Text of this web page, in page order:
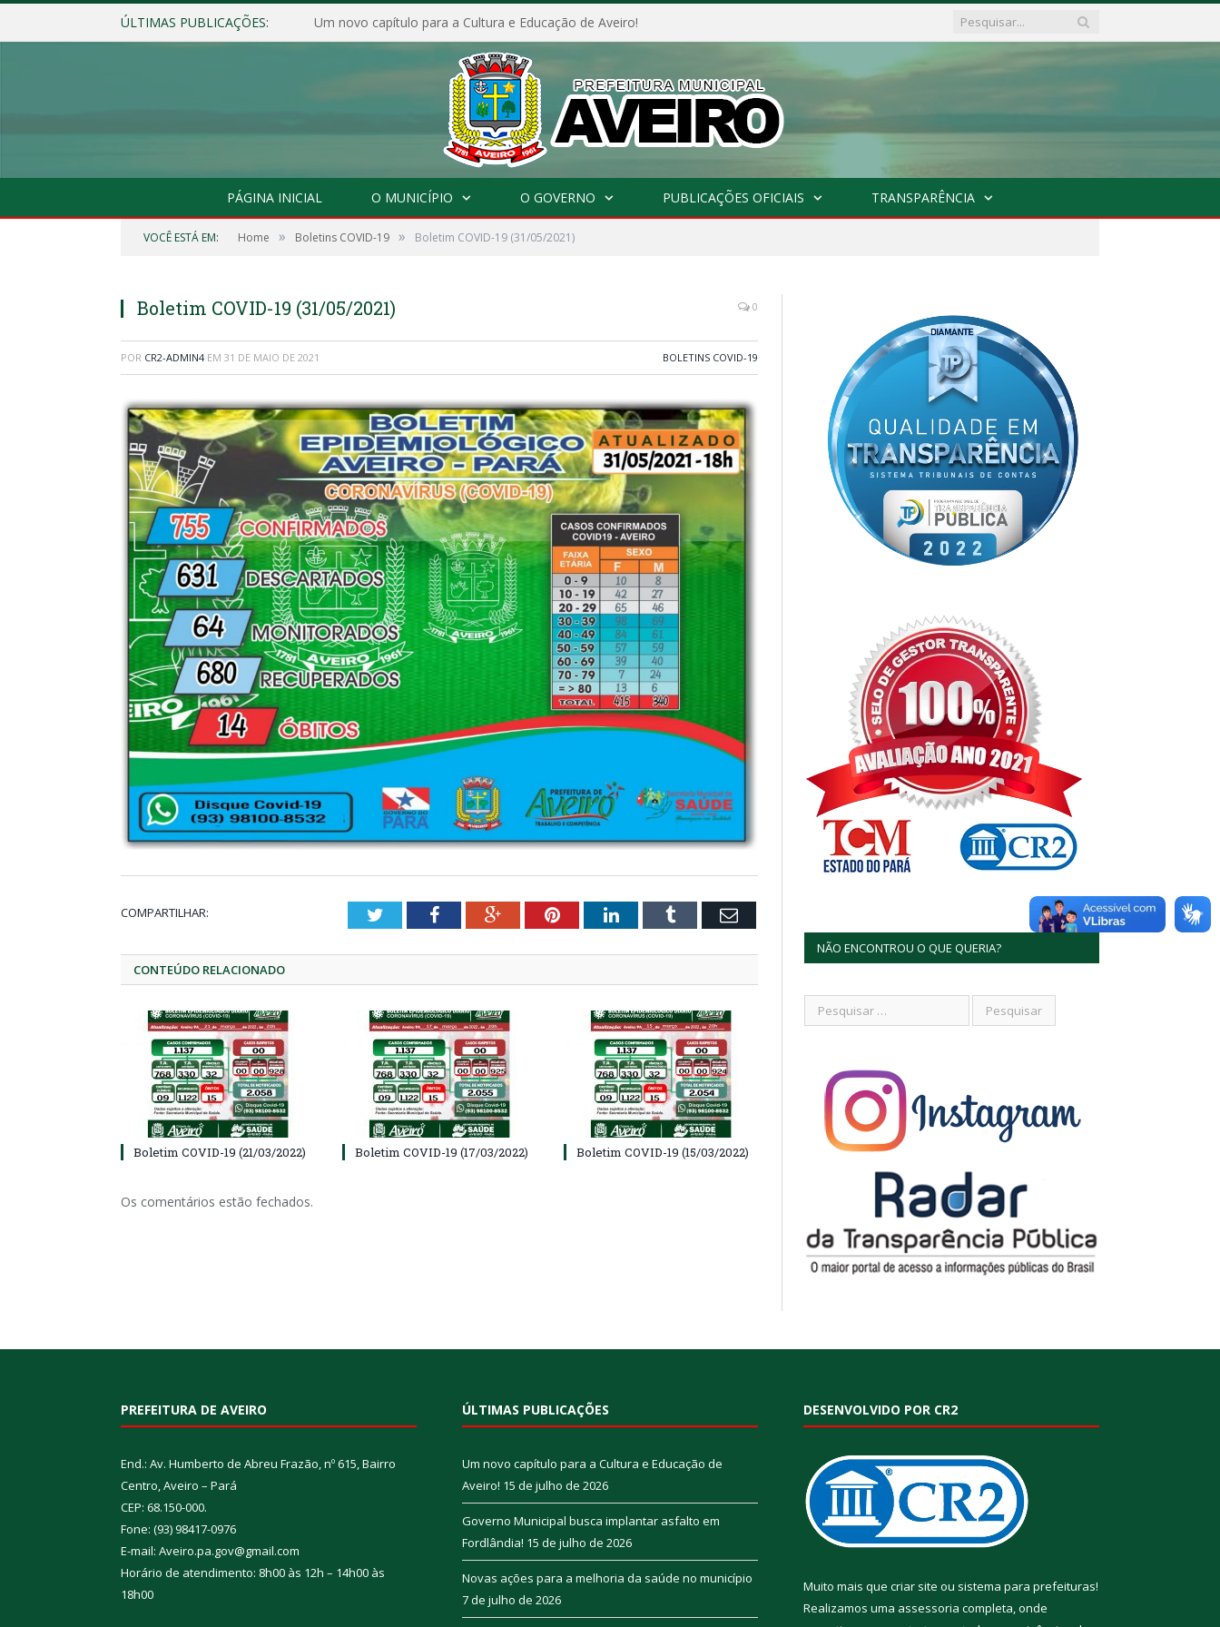
ÚLTIMAS PUBLICAÇÕES: Um novo capítulo para a Cultura e Educação de Aveiro!
PÁGINA INICIAL O MUNICÍPIO O GOVERNO PUBLICAÇÕES OFICIAIS TRANSPARÊNCIA
VOCÊ ESTÁ EM: Home » Boletins COVID-19 » Boletim COVID-19 (31/05/2021)
Boletim COVID-19 (31/05/2021) 0
POR CR2-ADMIN4 EM 31 DE MAIO DE 2021 BOLETINS COVID-19
COMPARTILHAR: TwitterFacebookGoogle+PinterestLinkedInTumblr Email
CONTEÚDO RELACIONADO
Boletim COVID-19 (21/03/2022) Boletim COVID-19 (17/03/2022) Boletim COVID-19 (15/03/2022)
Os comentários estão fechados.
NÃO ENCONTROU O QUE QUERIA?
PREFEITURA DE AVEIRO
End.: Av. Humberto de Abreu Frazão, nº 615, Bairro
Centro, Aveiro – Pará
CEP: 68.150-000.
Fone: (93) 98417-0976
E-mail: Aveiro.pa.gov@gmail.com
Horário de atendimento: 8h00 às 12h – 14h00 às
18h00
ÚLTIMAS PUBLICAÇÕES
Um novo capítulo para a Cultura e Educação de
Aveiro! 15 de julho de 2026
Governo Municipal busca implantar asfalto em
Fordlândia! 15 de julho de 2026
Novas ações para a melhoria da saúde no município
7 de julho de 2026
DESENVOLVIDO POR CR2
Muito mais que criar site ou sistema para prefeituras!
Realizamos uma assessoria completa, onde